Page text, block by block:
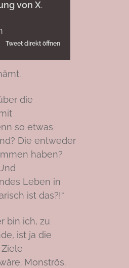
von X.
Tweet direkt öffnen
die
so etwas
Die entweder
haben?
Leben in
ist das?!“
bin ich, zu
ist ja die
Monströs.